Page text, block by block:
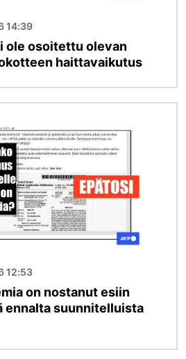
14:39
ole osoitettu olevan
haittavaikutus
12:53
on nostanut esiin
ennalta suunnitelluista